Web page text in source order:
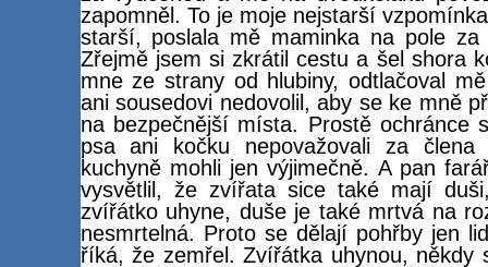
zapomněl. To je moje nejstarší
starší, poslala mě maminka na pole
Zřejmě jsem si zkrátil cestu a šel shora
mne ze strany od hlubiny, odtlačoval
ani sousedovi nedovolil, aby se ke mně
na bezpečnější místa. Prostě ochránce
psa ani kočku nepovažovali za
kuchyně mohli jen výjimečně. A pan
vysvětlil, že zvířata sice také mají
zvířátko uhyne, duše je také mrtvá na
nesmrtelná. Proto se dělají pohřby jen
říká, že zemřel. Zvířátka uhynou,